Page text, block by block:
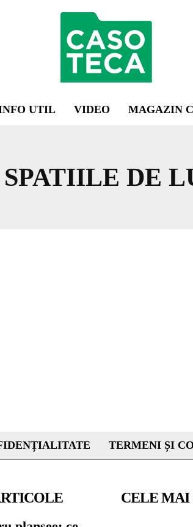
UTIL VIDEO MAGAZIN
DE
TERMENI ȘI
CELE